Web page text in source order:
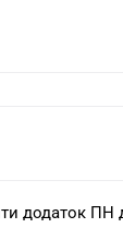
додаток ПН